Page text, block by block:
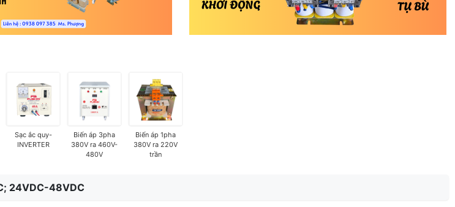
Sạc ắc quy-
INVERTER
Biến áp 3pha
380V ra 460V-
480V
Biến áp 1pha
380V ra 220V
trần
24VDC-48VDC